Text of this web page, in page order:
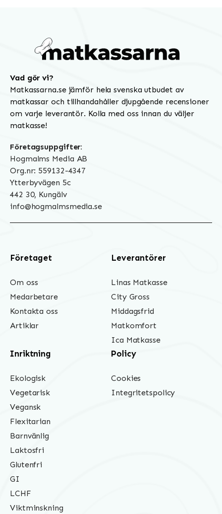
Vad gör vi?
Matkassarna.se jämför hela svenska utbudet av
matkassar och tillhandahåller djupgående recensioner
om varje leverantör. Kolla med oss innan du väljer
matkasse!
Företagsuppgifter:
Hogmalms Media AB
Org.nr: 559132-4347
Ytterbyvägen 5c
442 30, Kungälv
info@hogmalmsmedia.se
Företaget
Om oss
Medarbetare
Kontakta oss
Artiklar
Leverantörer
Linas Matkasse
City Gross
Middagsfrid
Matkomfort
Ica Matkasse
Inriktning
Ekologisk
Vegetarisk
Vegansk
Flexitarian
Barnvänlig
Laktosfri
Glutenfri
GI
LCHF
Viktminskning
Policy
Cookies
Integritetspolicy